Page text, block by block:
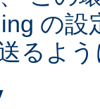
の
るよ